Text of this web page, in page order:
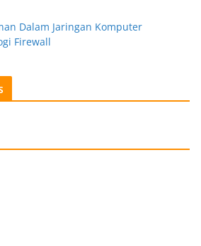
Dalam Jaringan Komputer
Firewall